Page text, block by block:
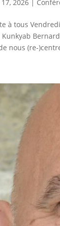
2026 |
à tous
Kunkyab
nous (re-